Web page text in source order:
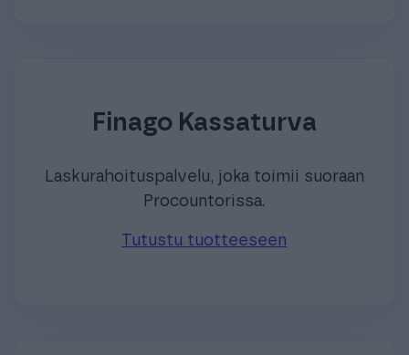
Finago Kassaturva
Laskurahoituspalvelu, joka toimii suoraan
Procountorissa.
Tutustu tuotteeseen